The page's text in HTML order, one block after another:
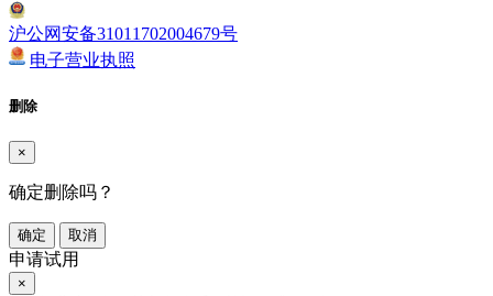
沪公网安备31011702004679号
电子营业执照
删除
×
确定删除吗？
确定 取消
申请试用
×